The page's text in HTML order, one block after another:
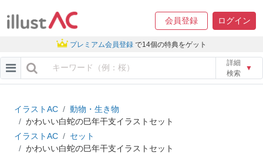
会員登録 ログイン
プレミアム会員登録 で14個の特典をゲット
詳細
検索
▼
イラストAC
動物・生き物
かわいい白蛇の巳年干支イラストセット
イラストAC
セット
かわいい白蛇の巳年干支イラストセット